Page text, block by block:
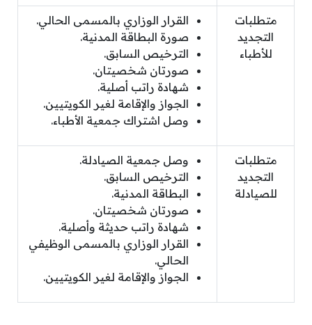
متطلبات​
التجديد
للأطباء
القرار الوزاري بالمسمى الحالي.
صورة البطاقة المدنية.
الترخيص السابق.
صورتان شخصيتان.
شهادة راتب أصلية.
الجواز والإقامة لغير الكويتيين.
وصل اشتراك جمعية الأطباء.
متطلبات
التجديد
للصيادلة
وصل جمعية الصيادلة.
الترخيص السابق.
البطاقة المدنية.
صورتان شخصيتان.
شهادة راتب حديثة وأصلية.
القرار الوزاري بالمسمى الوظيفي
الحالي.
الجواز والإقامة لغير الكويتيين.